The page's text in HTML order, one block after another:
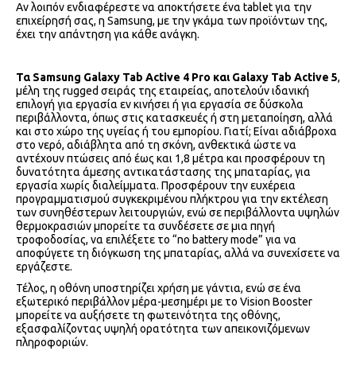
Αν λοιπόν ενδιαφέρεστε να αποκτήσετε ένα tablet για την
επιχείρησή σας, η Samsung, με την γκάμα των προϊόντων της,
έχει την απάντηση για κάθε ανάγκη.
Τα Samsung Galaxy Tab Active 4 Pro και Galaxy Tab Active 5,
μέλη της rugged σειράς της εταιρείας, αποτελούν ιδανική
επιλογή για εργασία εν κινήσει ή για εργασία σε δύσκολα
περιβάλλοντα, όπως στις κατασκευές ή στη μεταποίηση, αλλά
και στο χώρο της υγείας ή του εμπορίου. Γιατί; Είναι αδιάβροχα
στο νερό, αδιάβλητα από τη σκόνη, ανθεκτικά ώστε να
αντέχουν πτώσεις από έως και 1,8 μέτρα και προσφέρουν τη
δυνατότητα άμεσης αντικατάστασης της μπαταρίας, για
εργασία χωρίς διαλείμματα. Προσφέρουν την ευχέρεια
προγραμματισμού συγκεκριμένου πλήκτρου για την εκτέλεση
των συνηθέστερων λειτουργιών, ενώ σε περιβάλλοντα υψηλών
θερμοκρασιών μπορείτε τα συνδέσετε σε μια πηγή
τροφοδοσίας, να επιλέξετε το “no battery mode” για να
αποφύγετε τη διόγκωση της μπαταρίας, αλλά να συνεχίσετε να
εργάζεστε.
Τέλος, η οθόνη υποστηρίζει χρήση με γάντια, ενώ σε ένα
εξωτερικό περιβάλλον μέρα-μεσημέρι με το Vision Booster
μπορείτε να αυξήσετε τη φωτεινότητα της οθόνης,
εξασφαλίζοντας υψηλή ορατότητα των απεικονιζόμενων
πληροφοριών.